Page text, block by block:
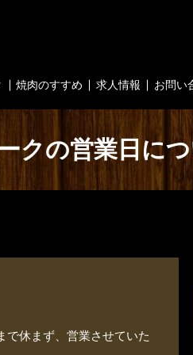
焼肉のすすめ 求人情報 お問い
クの営業日に
で休まず、営業させていた